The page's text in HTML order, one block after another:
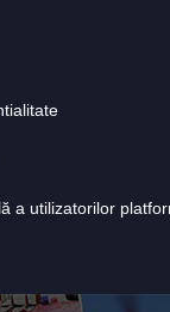
a utilizatorilor